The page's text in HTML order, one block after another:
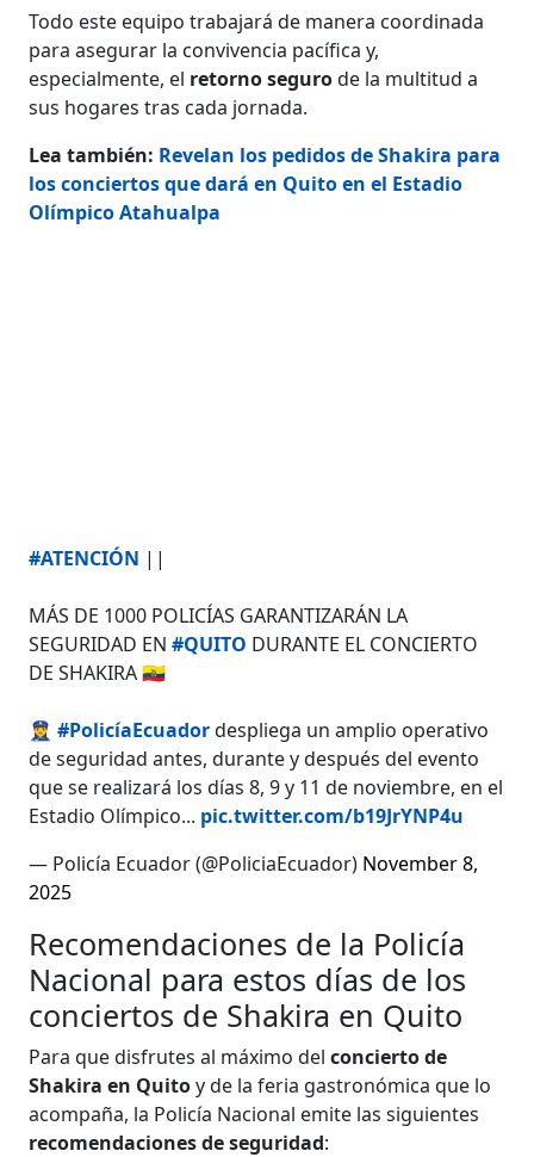
Todo este equipo trabajará de manera coordinada
para asegurar la convivencia pacífica y,
especialmente, el retorno segurode la multitud a
sus hogares tras cada jornada.
Lea también: Revelan los pedidos de Shakira para
los conciertos que dará en Quito en el Estadio
Olímpico Atahualpa
#ATENCIÓN ||
MÁS DE 1000 POLICÍAS GARANTIZARÁN LA
SEGURIDAD EN#QUITO DURANTE EL CONCIERTO
DE SHAKIRA 🇪🇨
👮‍♀️#PolicíaEcuadordespliega un amplio operativo
de seguridad antes, durante y después del evento
que se realizará los días 8, 9 y 11 de noviembre, en el
Estadio Olímpico... pic.twitter.com/b19JrYNP4u
— Policía Ecuador (@PoliciaEcuador) November 8,
2025
Recomendaciones de la Policía
Nacional para estos días de los
conciertos de Shakira en Quito
Para que disfrutes al máximo delconcierto de
Shakira en Quitoy de la feria gastronómica que lo
acompaña, la Policía Nacional emite las siguientes
recomendaciones de seguridad: